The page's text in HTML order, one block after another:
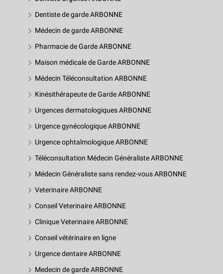
Dentiste de garde ARBONNE
Médecin de garde ARBONNE
Pharmacie de Garde ARBONNE
Maison médicale de Garde ARBONNE
Médecin Téléconsultation ARBONNE
Kinésithérapeute de Garde ARBONNE
Urgences dermatologiques ARBONNE
Urgence gynécologique ARBONNE
Urgence ophtalmologique ARBONNE
Téléconsultation Médecin Généraliste ARBONNE
Médecin Généraliste sans rendez-vous ARBONNE
Veterinaire ARBONNE
Conseil Veterinaire ARBONNE
Clinique Veterinaire ARBONNE
Conseil vétérinaire en ligne
Urgence dentaire ARBONNE
Medecin de garde ARBONNE